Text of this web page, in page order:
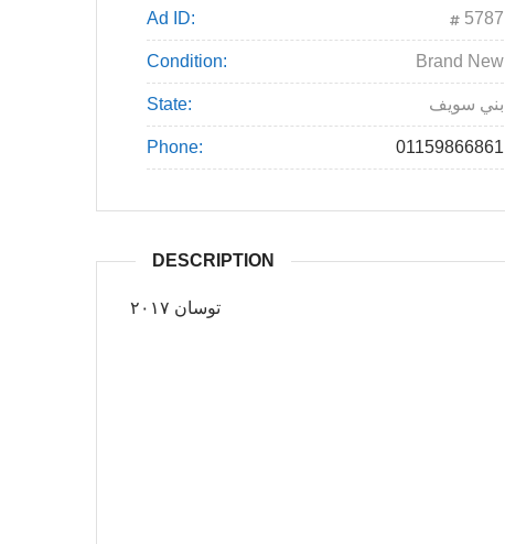
Ad ID: 5787
Condition: Brand New
State: بني سويف
Phone: 01159866861
DESCRIPTION
توسان ٢٠١٧